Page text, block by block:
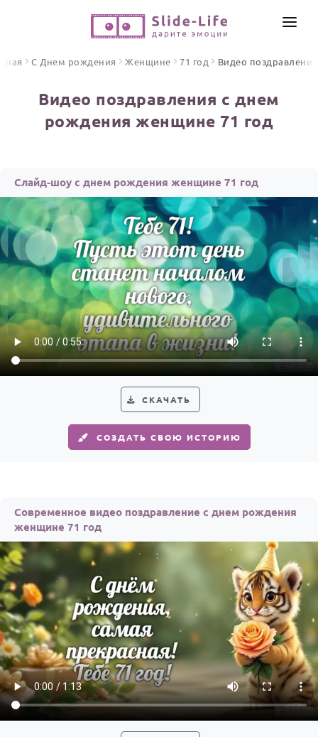
ПО ФОРМАТУ
Открытки
Стихи и тексты
ПРАЗДНИКИ
С Днем рождения
Юбилей
Свадьба
Годовщина свадьбы
Календарь праздников
Женщине
Мужчине
Детям
Все родственники
ПЕРСОНАЛЬНЫЕ
Пожелания
По именам
По годам
ИНСТРУМЕНТЫ
ОТЗЫВЫ
С Днем рождения Женщине 71 год Видео поздравления
Видео поздравления с днем
рождения женщине 71 год
Слайд-шоу с днем рождения женщине 71 год
СКАЧАТЬ
СОЗДАТЬ СВОЮ ИСТОРИЮ
Современное видео поздравление с днем рождения
женщине 71 год